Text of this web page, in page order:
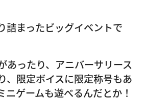
詰まったビッグイベントで
あったり、アニバーサリース
、限定ボイスに限定称号もあ
ニゲームも遊べるんだとか！